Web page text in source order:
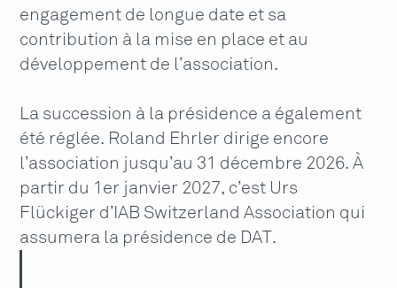
engagement de longue date et sa
contribution à la mise en place et au
développement de l’association.
La succession à la présidence a également
été réglée. Roland Ehrler dirige encore
l’association jusqu’au 31 décembre 2026. À
partir du 1er janvier 2027, c’est Urs
Flückiger d’IAB Switzerland Association qui
assumera la présidence de DAT.